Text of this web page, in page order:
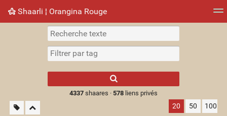
Shaarli ¦ Orangina Rouge
Nuage de tags Mur d'images
results.
4337shaares · 578liens privés
20 50 100